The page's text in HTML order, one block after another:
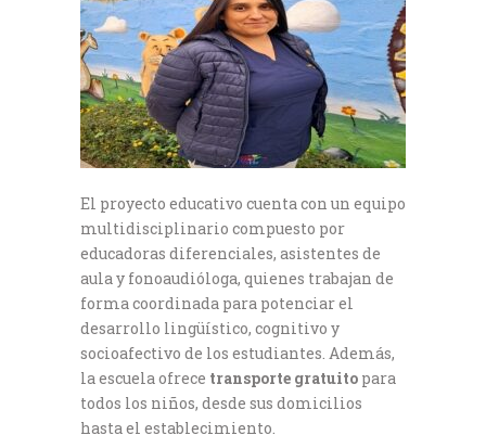
El proyecto educativo cuenta con un equipo
multidisciplinario compuesto por
educadoras diferenciales, asistentes de
aula y fonoaudióloga, quienes trabajan de
forma coordinada para potenciar el
desarrollo lingüístico, cognitivo y
socioafectivo de los estudiantes. Además,
la escuela ofrece transporte gratuito para
todos los niños, desde sus domicilios
hasta el establecimiento.